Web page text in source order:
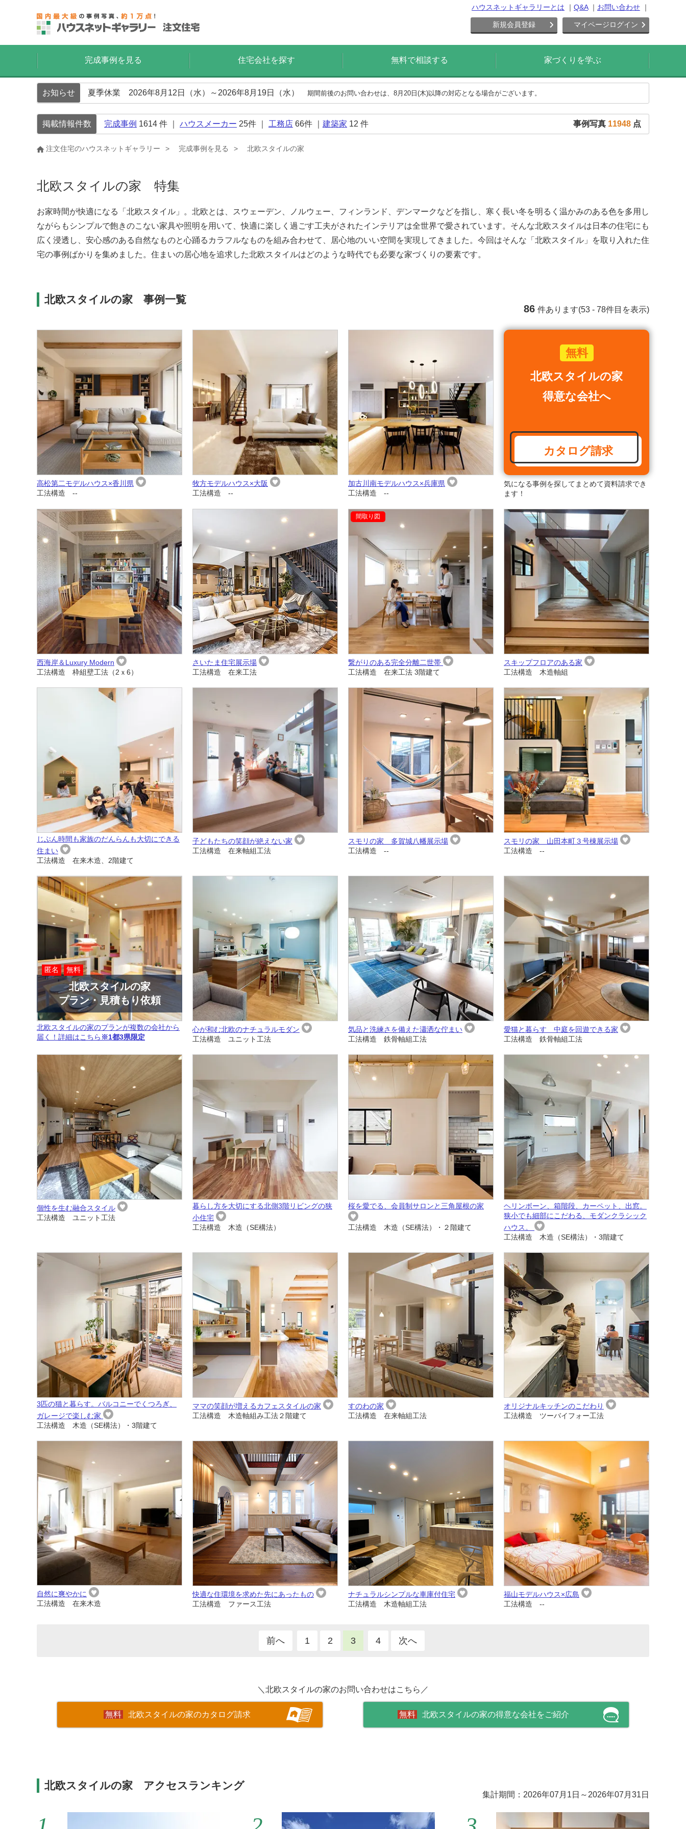
ハウスネットギャラリーとは Q&A お問い合わせ
新規会員登録 マイページログイン
完成事例を見る 住宅会社を探す 無料で相談する 家づくりを学ぶ
お知らせ 夏季休業 2026年8月12日（水）～2026年8月19日（水） 期間前後のお問い合わせは、8月20日(木)以降の対応となる場合がございます。
掲載情報件数 完成事例 1614 件 ｜ ハウスメーカー 25件 ｜ 工務店 66件 ｜ 建築家 12 件 事例写真 11948 点
注文住宅のハウスネットギャラリー 完成事例を見る 北欧スタイルの家
北欧スタイルの家 特集
お家時間が快適になる「北欧スタイル」。北欧とは、スウェーデン、ノルウェー、フィンランド、デンマークなどを指し、寒く長い冬を明るく温かみのある色を多用し
ながらもシンプルで飽きのこない家具や照明を用いて、快適に楽しく過ごす工夫がされたインテリアは全世界で愛されています。そんな北欧スタイルは日本の住宅にも
広く浸透し、安心感のある自然なものと心踊るカラフルなものを組み合わせて、居心地のいい空間を実現してきました。今回はそんな「北欧スタイル」を取り入れた住
宅の事例ばかりを集めました。住まいの居心地を追求した北欧スタイルはどのような時代でも必要な家づくりの要素です。
北欧スタイルの家 事例一覧
86 件あります(53 - 78件目を表示)
高松第二モデルハウス×香川県
工法構造 --
牧方モデルハウス×大阪
工法構造 --
加古川南モデルハウス×兵庫県
工法構造 --
北欧スタイルの家
得意な会社へ
カタログ請求
気になる事例を探してまとめて資料請求でき
ます！
西海岸＆Luxury Modern
工法構造 枠組壁工法（2ｘ6）
さいたま住宅展示場
工法構造 在来工法
繋がりのある完全分離二世帯
工法構造 在来工法 3階建て
スキップフロアのある家
工法構造 木造軸組
じぶん時間も家族のだんらんも大切にできる
住まい
工法構造 在来木造、2階建て
子どもたちの笑顔が絶えない家
工法構造 在来軸組工法
スモリの家 多賀城八幡展示場
工法構造 --
スモリの家 山田本町３号棟展示場
工法構造 --
匿名 無料
北欧スタイルの家
プラン・見積もり依頼
北欧スタイルの家のプランが複数の会社から
届く！詳細はこちら ※1都3県限定
心が和む北欧のナチュラルモダン
工法構造 ユニット工法
気品と洗練さを備えた瀟洒な佇まい
工法構造 鉄骨軸組工法
愛猫と暮らす 中庭を回遊できる家
工法構造 鉄骨軸組工法
個性を生む融合スタイル
工法構造 ユニット工法
暮らし方を大切にする北側3階リビングの狭
小住宅
工法構造 木造（SE構法）
桜を愛でる、会員制サロンと三角屋根の家
工法構造 木造（SE構法）・２階建て
ヘリンボーン、箱階段、カーペット、出窓。
狭小でも細部にこだわる、モダンクラシック
ハウス。
工法構造 木造（SE構法）・3階建て
3匹の猫と暮らす。バルコニーでくつろぎ、
ガレージで楽しむ家
工法構造 木造（SE構法）・3階建て
ママの笑顔が増えるカフェスタイルの家
工法構造 木造軸組み工法２階建て
すのわの家
工法構造 在来軸組工法
オリジナルキッチンのこだわり
工法構造 ツーバイフォー工法
自然に爽やかに
工法構造 在来木造
快適な住環境を求めた先にあったもの
工法構造 ファース工法
ナチュラルシンプルな車庫付住宅
工法構造 木造軸組工法
福山モデルハウス×広島
工法構造 --
前へ 1 2 3 4 次へ
＼北欧スタイルの家のお問い合わせはこちら／
北欧スタイルの家のカタログ請求 北欧スタイルの家の得意な会社をご紹介
北欧スタイルの家 アクセスランキング
集計期間：2026年07月1日～2026年07月31日